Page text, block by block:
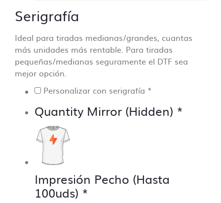
Serigrafía
Ideal para tiradas medianas/grandes, cuantas
más unidades más rentable. Para tiradas
pequeñas/medianas seguramente el DTF sea
mejor opción.
Personalizar con serigrafía *
Quantity Mirror (Hidden) *
Impresión Pecho (Hasta
100uds) *